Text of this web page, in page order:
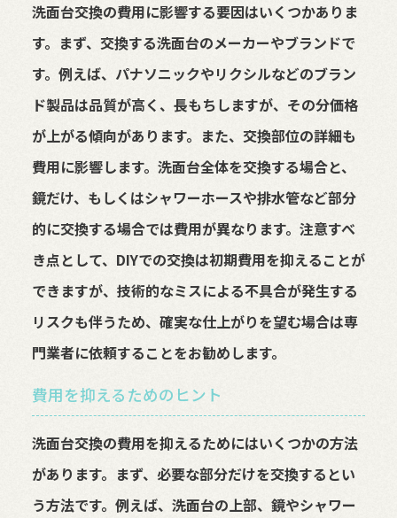
洗面台交換の費用に影響する要因はいくつかありま
す。まず、交換する洗面台のメーカーやブランドで
す。例えば、パナソニックやリクシルなどのブラン
ド製品は品質が高く、長もちしますが、その分価格
が上がる傾向があります。また、交換部位の詳細も
費用に影響します。洗面台全体を交換する場合と、
鏡だけ、もしくはシャワーホースや排水管など部分
的に交換する場合では費用が異なります。注意すべ
き点として、DIYでの交換は初期費用を抑えることが
できますが、技術的なミスによる不具合が発生する
リスクも伴うため、確実な仕上がりを望む場合は専
門業者に依頼することをお勧めします。
費用を抑えるためのヒント
洗面台交換の費用を抑えるためにはいくつかの方法
があります。まず、必要な部分だけを交換するとい
う方法です。例えば、洗面台の上部、鏡やシャワー